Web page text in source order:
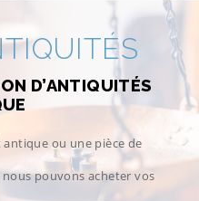
D’ANTIQUITÉS
ou une pièce de
pouvons acheter vos